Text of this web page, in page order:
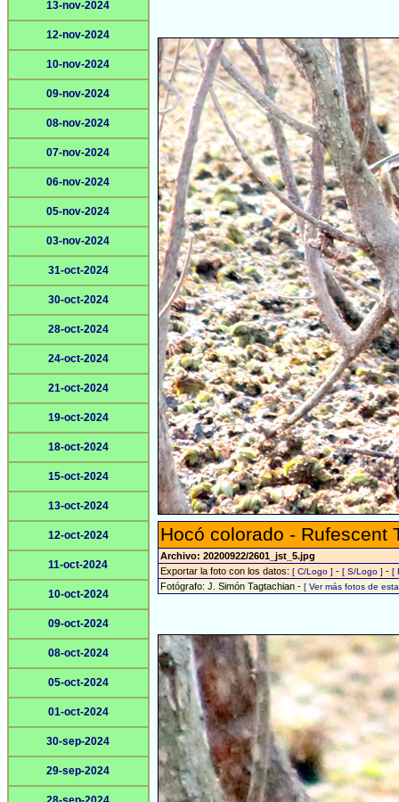
13-nov-2024
12-nov-2024
10-nov-2024
09-nov-2024
08-nov-2024
07-nov-2024
06-nov-2024
05-nov-2024
03-nov-2024
31-oct-2024
30-oct-2024
28-oct-2024
24-oct-2024
21-oct-2024
19-oct-2024
18-oct-2024
15-oct-2024
13-oct-2024
12-oct-2024
11-oct-2024
10-oct-2024
09-oct-2024
08-oct-2024
05-oct-2024
01-oct-2024
30-sep-2024
29-sep-2024
Hocó colorado - Rufescent
Archivo: 20200922/2601_jst_5.jpg
Exportar la foto con los datos: [ C/Logo ] - [ S/Logo ] - [
Fotógrafo: J. Simón Tagtachian - [ Ver más fotos de